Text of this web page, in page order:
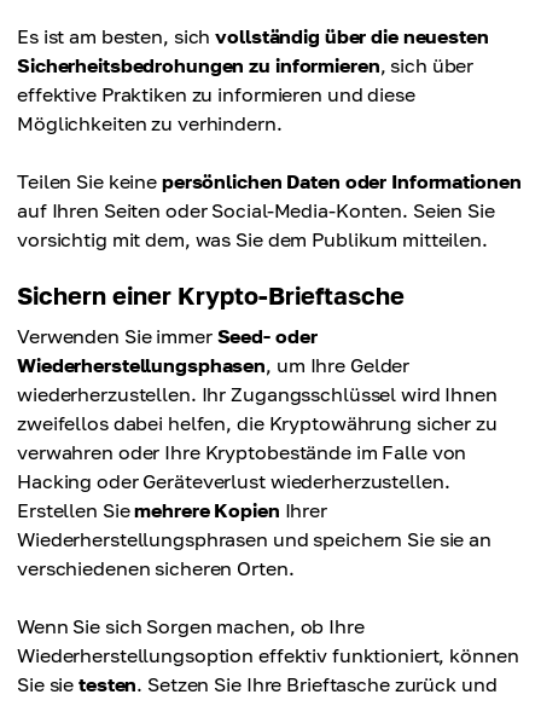
Es ist am besten, sichvollständig über die neuesten
Sicherheitsbedrohungen zu informieren, sich über
effektive Praktiken zu informieren und diese
Möglichkeiten zu verhindern.
Teilen Sie keine persönlichen Daten oder Informationen
auf Ihren Seiten oder Social-Media-Konten. Seien Sie
vorsichtig mit dem, was Sie dem Publikum mitteilen.
Sichern einer Krypto-Brieftasche
Verwenden Sie immer Seed- oder
Wiederherstellungsphasen, um Ihre Gelder
wiederherzustellen. Ihr Zugangsschlüssel wird Ihnen
zweifellos dabei helfen, die Kryptowährung sicher zu
verwahren oder Ihre Kryptobestände im Falle von
Hacking oder Geräteverlust wiederherzustellen.
Erstellen Siemehrere Kopien Ihrer
Wiederherstellungsphrasen und speichern Sie sie an
verschiedenen sicheren Orten.
Wenn Sie sich Sorgen machen, ob Ihre
Wiederherstellungsoption effektiv funktioniert, können
Sie sietesten. Setzen Sie Ihre Brieftasche zurück und